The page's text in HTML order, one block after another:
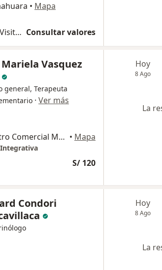
• Mapa
Consulta de Revisión / Visitas sucesivas Consultar valores
Vasquez
general, Terapeuta
· Ver más
Clìnica MallSalud - Centro Comercial Mall Aventura de Avenida Porongoche, Paucarpata • Mapa
S/ 120
Hoy
8 Ago
La
Condori
Hoy
8 Ago
La